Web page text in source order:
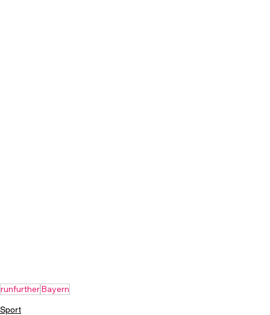
runfurtherBayern
Sport